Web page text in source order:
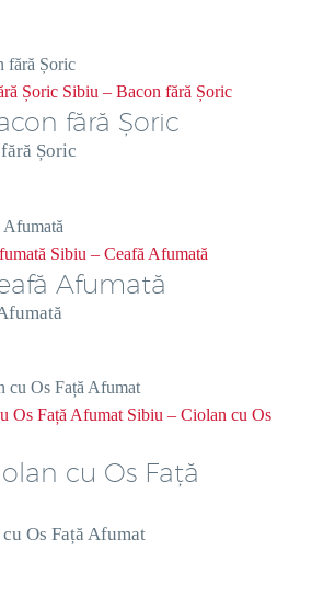
Șoric Sibiu – Bacon fără Șoric
fără Șoric
Șoric
Sibiu – Ceafă Afumată
Afumată
Os Față Afumat Sibiu – Ciolan cu Os
cu Os Față
Os Față Afumat